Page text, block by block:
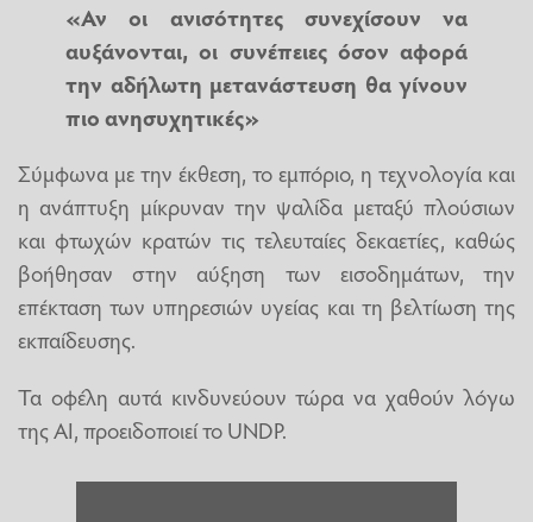
«Αν οι ανισότητες συνεχίσουν να
αυξάνονται, οι συνέπειες όσον αφορά
την αδήλωτη μετανάστευση θα γίνουν
πιο ανησυχητικές»
Σύμφωνα με την έκθεση, το εμπόριο, η τεχνολογία και
η ανάπτυξη μίκρυναν την ψαλίδα μεταξύ πλούσιων
και φτωχών κρατών τις τελευταίες δεκαετίες, καθώς
βοήθησαν στην αύξηση των εισοδημάτων, την
επέκταση των υπηρεσιών υγείας και τη βελτίωση της
εκπαίδευσης.
Τα οφέλη αυτά κινδυνεύουν τώρα να χαθούν λόγω
της ΑΙ, προειδοποιεί το UNDP.